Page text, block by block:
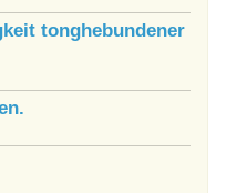
tonghebundener